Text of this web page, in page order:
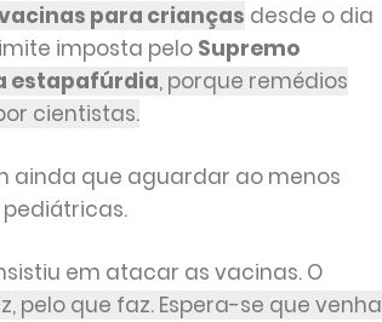
para crianças desde o dia
imposta pelo Supremo
estapafúrdia, porque remédios
cientistas.
ainda que aguardar ao menos
em atacar as vacinas. O
pelo que faz. Espera-se que venha